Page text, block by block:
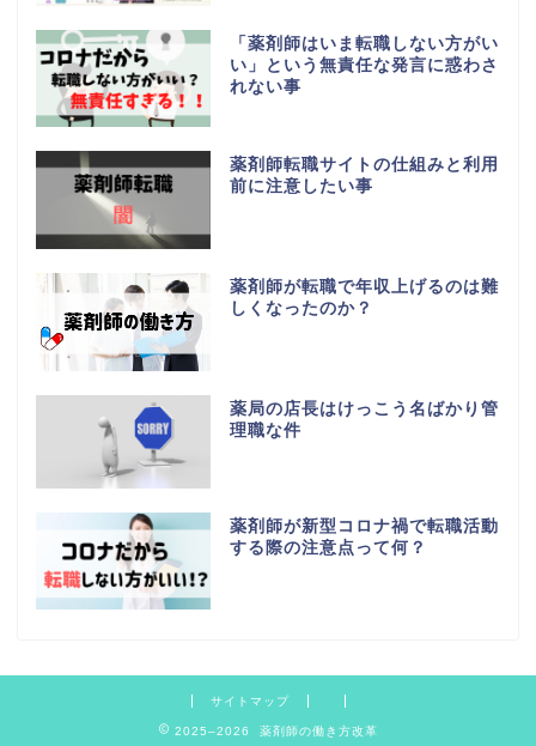
「薬剤師はいま転職しない方がい
い」という無責任な発言に惑わさ
れない事
薬剤師転職サイトの仕組みと利用
前に注意したい事
薬剤師が転職で年収上げるのは難
しくなったのか？
薬局の店長はけっこう名ばかり管
理職な件
薬剤師が新型コロナ禍で転職活動
する際の注意点って何？
サイトマップ
2025–2026 薬剤師の働き方改革